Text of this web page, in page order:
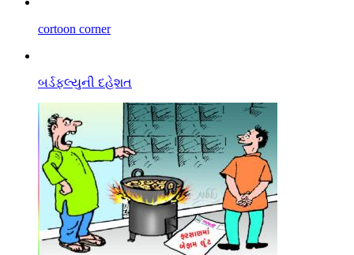
cortoon corner
બર્ડફલ્યુની દહેશત